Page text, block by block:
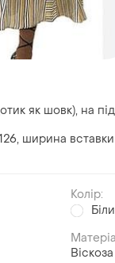
як шовк), на
ширина вставки
Колір:
Віскоза